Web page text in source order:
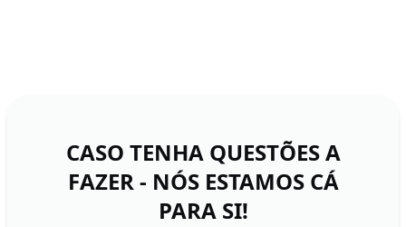
CASO TENHA QUESTÕES A
FAZER - NÓS ESTAMOS CÁ
PARA SI!